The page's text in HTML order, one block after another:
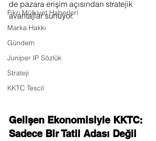
Fikri Mülkiyet Haberleri
Marka Hakkı
Gündem
Juniper IP Sözlük
Strateji
KKTC Tescil
de pazara erişim açısından stratejik
avantajlar sunuyor.
Gelişen Ekonomisiyle KKTC:
Sadece Bir Tatil Adası Değil